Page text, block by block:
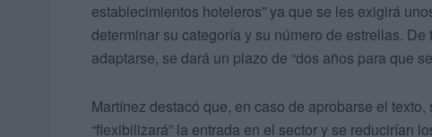
establecimientos hoteleros” ya que se les exigirá
determinar su categoría y su número de estrellas.
adaptarse, se dará un plazo de “dos años para que
Martínez destacó que, en caso de aprobarse el
“flexibilizará” la entrada en el sector y se reducirían